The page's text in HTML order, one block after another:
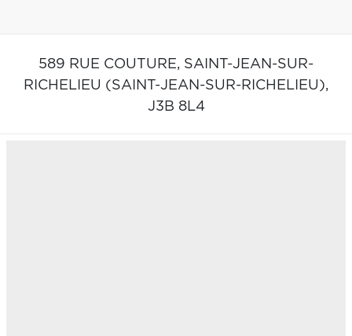
589 RUE COUTURE, SAINT-JEAN-SUR-
RICHELIEU (SAINT-JEAN-SUR-RICHELIEU),
J3B 8L4